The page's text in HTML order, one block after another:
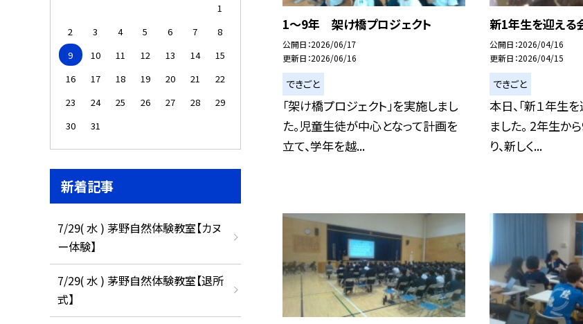
1～9年 架け橋プロジェクト
公開日 2026/06/17
更新日 2026/06/16
できごと
「架け橋プロジェクト」を実施しまし
た。児童生徒が中心となって計画を
立て、学年を越...
新1年生を迎える
公開日 2026/04/16
更新日 2026/04/15
できごと
本日、「新１年生
ました。 2年生か
り、新しく...
1
2
3 4 5 6 7
8
9
10 11 12 13 14
15
16
17 18 19 20 21
22
23
24 25 26 27 28
29
30
31
新着記事
7/29( 水 ) 茅野自然体験教室【カヌ
ー体験】
7/29( 水 ) 茅野自然体験教室【退所
式】